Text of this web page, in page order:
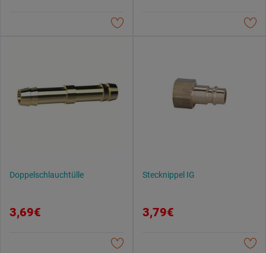
Doppelschlauchtülle
3,69€
Stecknippel IG
3,79€